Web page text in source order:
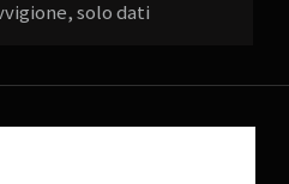
solo dati